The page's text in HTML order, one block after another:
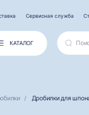
Сервисная служба
КАТАЛОГ
Дробилки для